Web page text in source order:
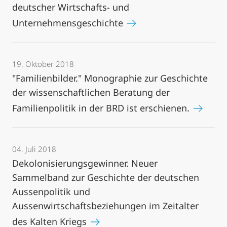
deutscher Wirtschafts- und
Unternehmensgeschichte
19. Oktober 2018
"Familienbilder." Monographie zur Geschichte
der wissenschaftlichen Beratung der
Familienpolitik in der BRD ist erschienen.
04. Juli 2018
Dekolonisierungsgewinner. Neuer
Sammelband zur Geschichte der deutschen
Aussenpolitik und
Aussenwirtschaftsbeziehungen im Zeitalter
des Kalten Kriegs